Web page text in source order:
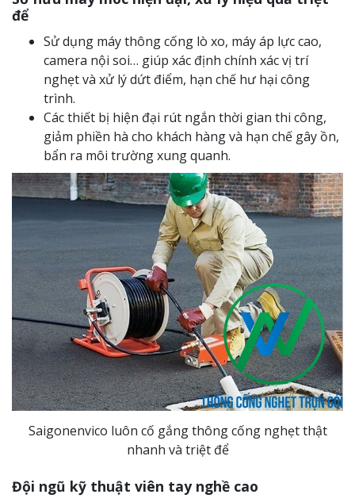
để
Sử dụng máy thông cống lò xo, máy áp lực cao,
camera nội soi… giúp xác định chính xác vị trí
nghẹt và xử lý dứt điểm, hạn chế hư hại công
trình.
Các thiết bị hiện đại rút ngắn thời gian thi công,
giảm phiền hà cho khách hàng và hạn chế gây ồn,
bẩn ra môi trường xung quanh.
Saigonenvico luôn cố gắng thông cống nghẹt thật
nhanh và triệt để
Đội ngũ kỹ thuật viên tay nghề cao